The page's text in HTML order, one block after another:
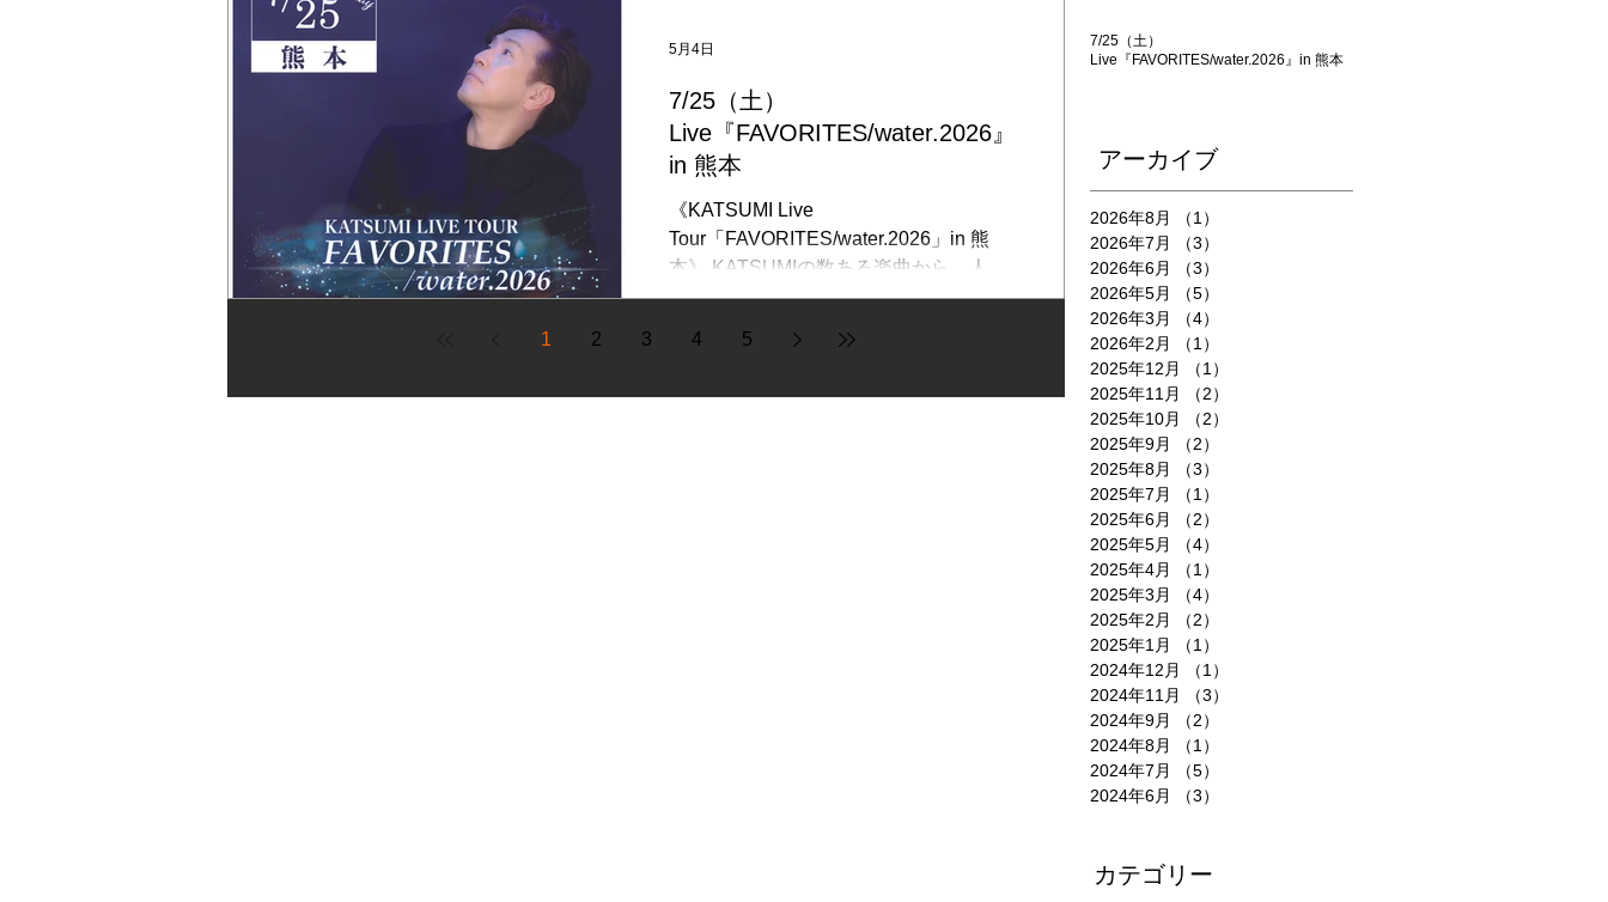
い。 ◆予約方法： 【FC会員+メルマガ
8/17（月）23:50 KATSUMIファンクラブ
にて Web予約 予約フォームあり ＊先
着予約順に整理番号発行（タイムスタン
2026/9/12（土）開場17:20 / 開演18:00
花芝町6 プラザ花芝1F） ◆出演：
KATSUMI（vo,key,ag） ◆料金：事前予
約6,500円（税込）/ 当日7,000円（税
整理番号順（予約順）の入場。 ◆予約：
6/20（土）昼12:00より ＊予約順に入
場整理番号が付きます。 ビバリーヒルズ
にて ○WEB予約 予約フォームあり ○
電話予約 Tel: 0742-26-7444 ○メール予
7/25（土）
Live『FAVORITES/water.2026』
in 熊本
《KATSUMI Live
Tour「FAVORITES/water.2026」in 熊
本》 KATSUMIの数ある楽曲から、人気
の曲を集めた「FAVORITES」のプログ
しています。 予約順の入場になりますの
5月4日
1 2 3 4 5
7/25（土）
Live『FAVORITES/water.2026』in 熊本
アーカイブ
2026年8月 （1）
2026年7月
（3）
2026年6月
（3）
2026年5月
（5）
2026年3月
（4）
2026年2月
（1）
2025年12月
（1）
2025年11月
（2）
2025年10月
（2）
2025年9月
（2）
2025年8月
（3）
2025年7月
（1）
2025年6月
（2）
2025年5月
（4）
2025年4月
（1）
2025年3月
（4）
2025年2月
（2）
2025年1月
（1）
2024年12月
（1）
2024年11月
（3）
2024年9月
（2）
2024年8月
（1）
2024年7月
（5）
2024年6月
（3）
​カテゴリー